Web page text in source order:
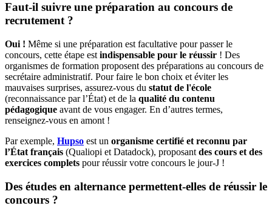
Faut-il suivre une préparation au concours de
recrutement ?
Oui ! Même si une préparation est facultative pour passer le
concours, cette étape est indispensable pour le réussir ! Des
organismes de formation proposent des préparations au concours de
secrétaire administratif. Pour faire le bon choix et éviter les
mauvaises surprises, assurez-vous du statut de l'école
(reconnaissance par l’État) et de la qualité du contenu
pédagogique avant de vous engager. En d’autres termes,
renseignez-vous en amont !
Par exemple, Hupso est un organisme certifié et reconnu par
l’État français (Qualiopi et Datadock), proposant des cours et des
exercices complets pour réussir votre concours le jour-J !
Des études en alternance permettent-elles de réussir le
concours ?